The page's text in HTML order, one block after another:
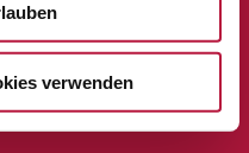
verwenden